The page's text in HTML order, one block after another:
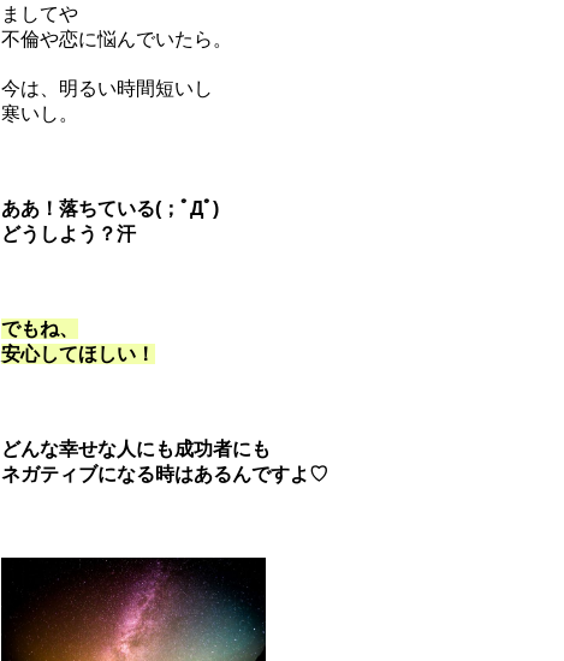
ましてや
不倫や恋に悩んでいたら。
今は、明るい時間短いし
寒いし。
ああ！落ちている(；ﾟДﾟ)
どうしよう？汗
でもね、
安心してほしい！
どんな幸せな人にも成功者にも
ネガティブになる時はあるんですよ♡